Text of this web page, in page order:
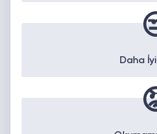
Daha